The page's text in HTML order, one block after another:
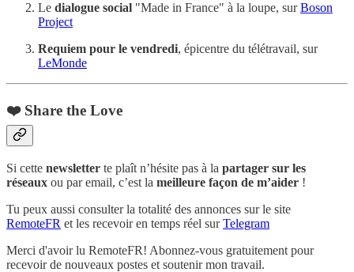
Le dialogue social "Made in France" à la loupe, surBoson
Project
Requiem pour le vendredi, épicentre du télétravail, sur
LeMonde
❤️ Share the Love
Si cette newsletter te plaît n’hésite pas à la partager sur les
réseaux ou par email, c’est la meilleure façon de m’aider !
Tu peux aussi consulter la totalité des annonces sur le site
RemoteFR et les recevoir en temps réel surTelegram
Merci d'avoir lu RemoteFR! Abonnez-vous gratuitement pour
recevoir de nouveaux postes et soutenir mon travail.